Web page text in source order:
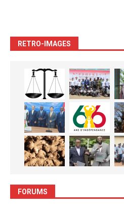
RETRO-IMAGES
FORUMS